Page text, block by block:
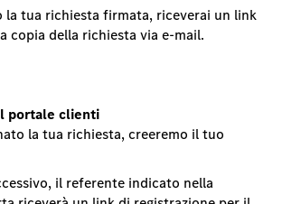
la tua richiesta firmata, riceverai un link
copia della richiesta via e-mail.
portale clienti
la tua richiesta, creeremo il tuo
il referente indicato nella